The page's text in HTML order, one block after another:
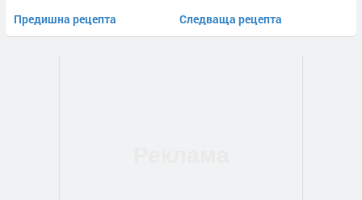
Предишна рецепта Следваща рецепта